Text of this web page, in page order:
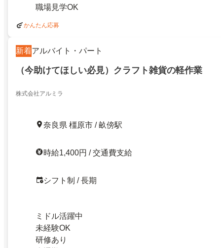
職場見学OK
かんたん応募
新着アルバイト・パート
（今助けてほしい必見）クラフト雑貨の軽作業
株式会社アルミラ
奈良県 橿原市 / 畝傍駅
時給1,400円 / 交通費支給
シフト制 / 長期
ミドル活躍中
未経験OK
研修あり